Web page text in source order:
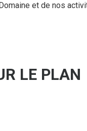
et de nos
LE PLAN